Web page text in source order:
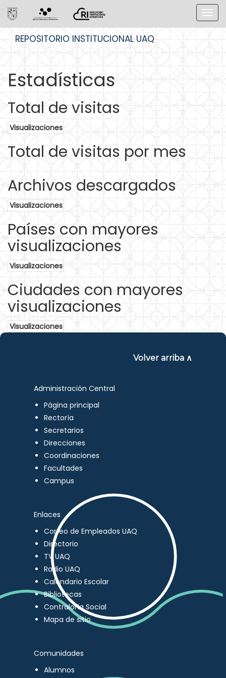
REPOSITORIO INSTITUCIONAL UAQ
Estadísticas
Total de visitas
Visualizaciones
Total de visitas por mes
Archivos descargados
Visualizaciones
Países con mayores
visualizaciones
Visualizaciones
Ciudades con mayores
visualizaciones
Visualizaciones
Volver arriba ∧
Administración Central
Página principal
Rectoría
Secretarios
Direcciones
Coordinaciones
Facultades
Campus
Enlaces
Correo de Empleados UAQ
Directorio
TV UAQ
Radio UAQ
Calendario Escolar
Bibliotecas
Contraloría Social
Mapa de sitio
Comunidades
Alumnos